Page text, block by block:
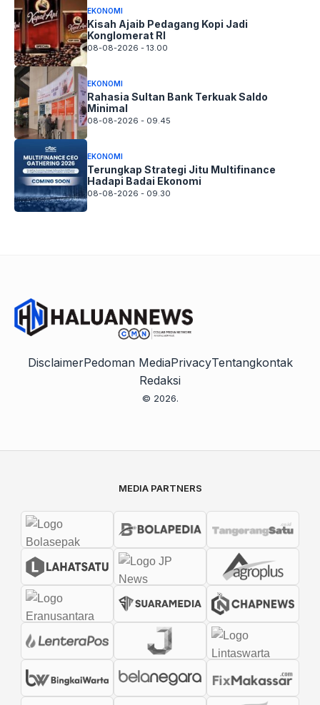
EKONOMI
Kisah Ajaib Pedagang Kopi Jadi
Konglomerat RI
08-08-2026 - 13.00
EKONOMI
Rahasia Sultan Bank Terkuak Saldo
Minimal
08-08-2026 - 09.45
EKONOMI
Terungkap Strategi Jitu Multifinance
Hadapi Badai Ekonomi
08-08-2026 - 09.30
DisclaimerPedoman MediaPrivacyTentangkontak
Redaksi
© 2026.
MEDIA PARTNERS